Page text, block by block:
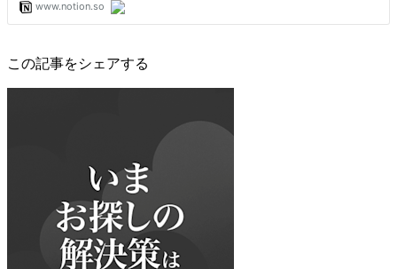
この記事をシェアする